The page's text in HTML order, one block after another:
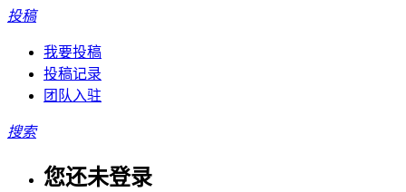
投稿
我要投稿
投稿记录
团队入驻
搜索
您还未登录